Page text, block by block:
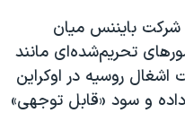
شرکت بایننس میان
تحریم‌شده‌ای مانند
اشغال روسیه در اوکراین
و سود «قابل توجهی»